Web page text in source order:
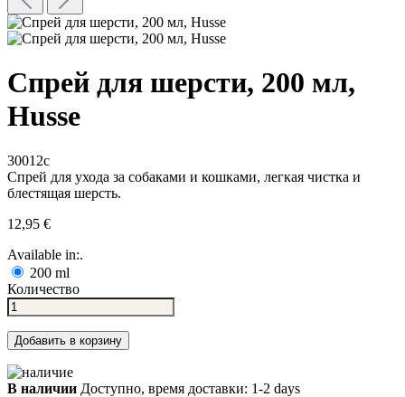
Спрей для шерсти, 200 мл,
Husse
30012c
Спрей для ухода за собаками и кошками, легкая чистка и
блестящая шерсть.
12,95 €
Available in:.
200 ml
Количество
Добавить в корзину
В наличии Доступно, время доставки: 1-2 days